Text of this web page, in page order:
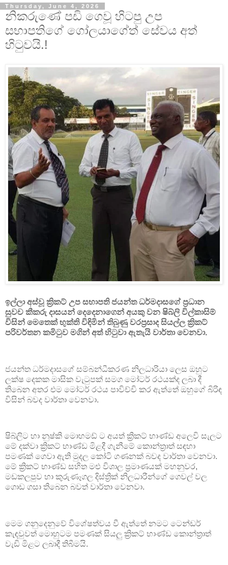
Thursday, June 4, 2026
නිකරුණේ පඩි ගෙවූ හිටපු උප
සභාපතිගේ ගෝලයාගේත් සේවය අත්
හිටුවයි.!
ඉල්ලා අස්වූ ක්‍රිකට් උප සභාපති ජයන්ත ධර්මදාසගේ ප්‍රධාන
සුවච කීකරු දාසයන් දෙදෙනාගෙන් අයකු වන ෂිබ්ලි විල්කාසිම්
විසින් මෙතෙක් භුක්ති විඳිමින් තිබුණු වරප්‍රසාද සියල්ල ක්‍රිකට්
පරිවර්තන කමිටුව මගින් අත් හිටුවා ඇතැයි වාර්තා වෙනවා.
ජයන්ත ධර්මදාසගේ සම්බන්ධීකරණ නිලධාරියා ලෙස ඔහුට
ලක්ෂ දෙකක මාසික වැටුපක් සමග මෝටර් රථයක්ද ලබා දී
තිබෙන අතර එම මෝටර් රථය පාවිච්චි කර ඇත්තේ ඔහුගේ බිරිඳ
විසින් බවද වාර්තා වෙනවා.
ෂිබ්ලිට හා නුෂ්කි මොහමඩ් ට අයත් ක්‍රිකට් භාණ්ඩ අලෙවි සැලට
මේ දක්වා ක්‍රිකට් භාණ්ඩ මිළදී ගැනීමේ කොන්ත්‍රාත් සඳහා
පමණක් ගෙවා ඇති මුදල කෝටි ගණනක් බවද වාර්තා වෙනවා.
මේ ක්‍රිකට් භාණ්ඩ සහිත මළු විශාල ප්‍රමාණයක් මහනුවර,
මඩකලපුව හා කුරුණෑගල දිස්ත්‍රික් නිලධාරීන්ගේ ගෙවල් වල
ගොඩ ගසා තිබෙන බවත් වාර්තා වෙනවා.
මෙම ගනුදෙනුවේ විශේෂත්වය වී ඇත්තේ නමට ටෙන්ඩර්
කැඳවුවත් මොහුටම පමණක් සියලු ක්‍රිකට් භාණ්ඩ කොන්ත්‍රාත්
වැඩි මිළට ලබාදී තිබීමයි.